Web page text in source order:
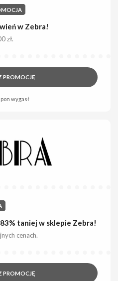
w Zebra!
zł.
PROMOCJĘ
wygasł
taniej w sklepie Zebra!
cenach.
PROMOCJĘ